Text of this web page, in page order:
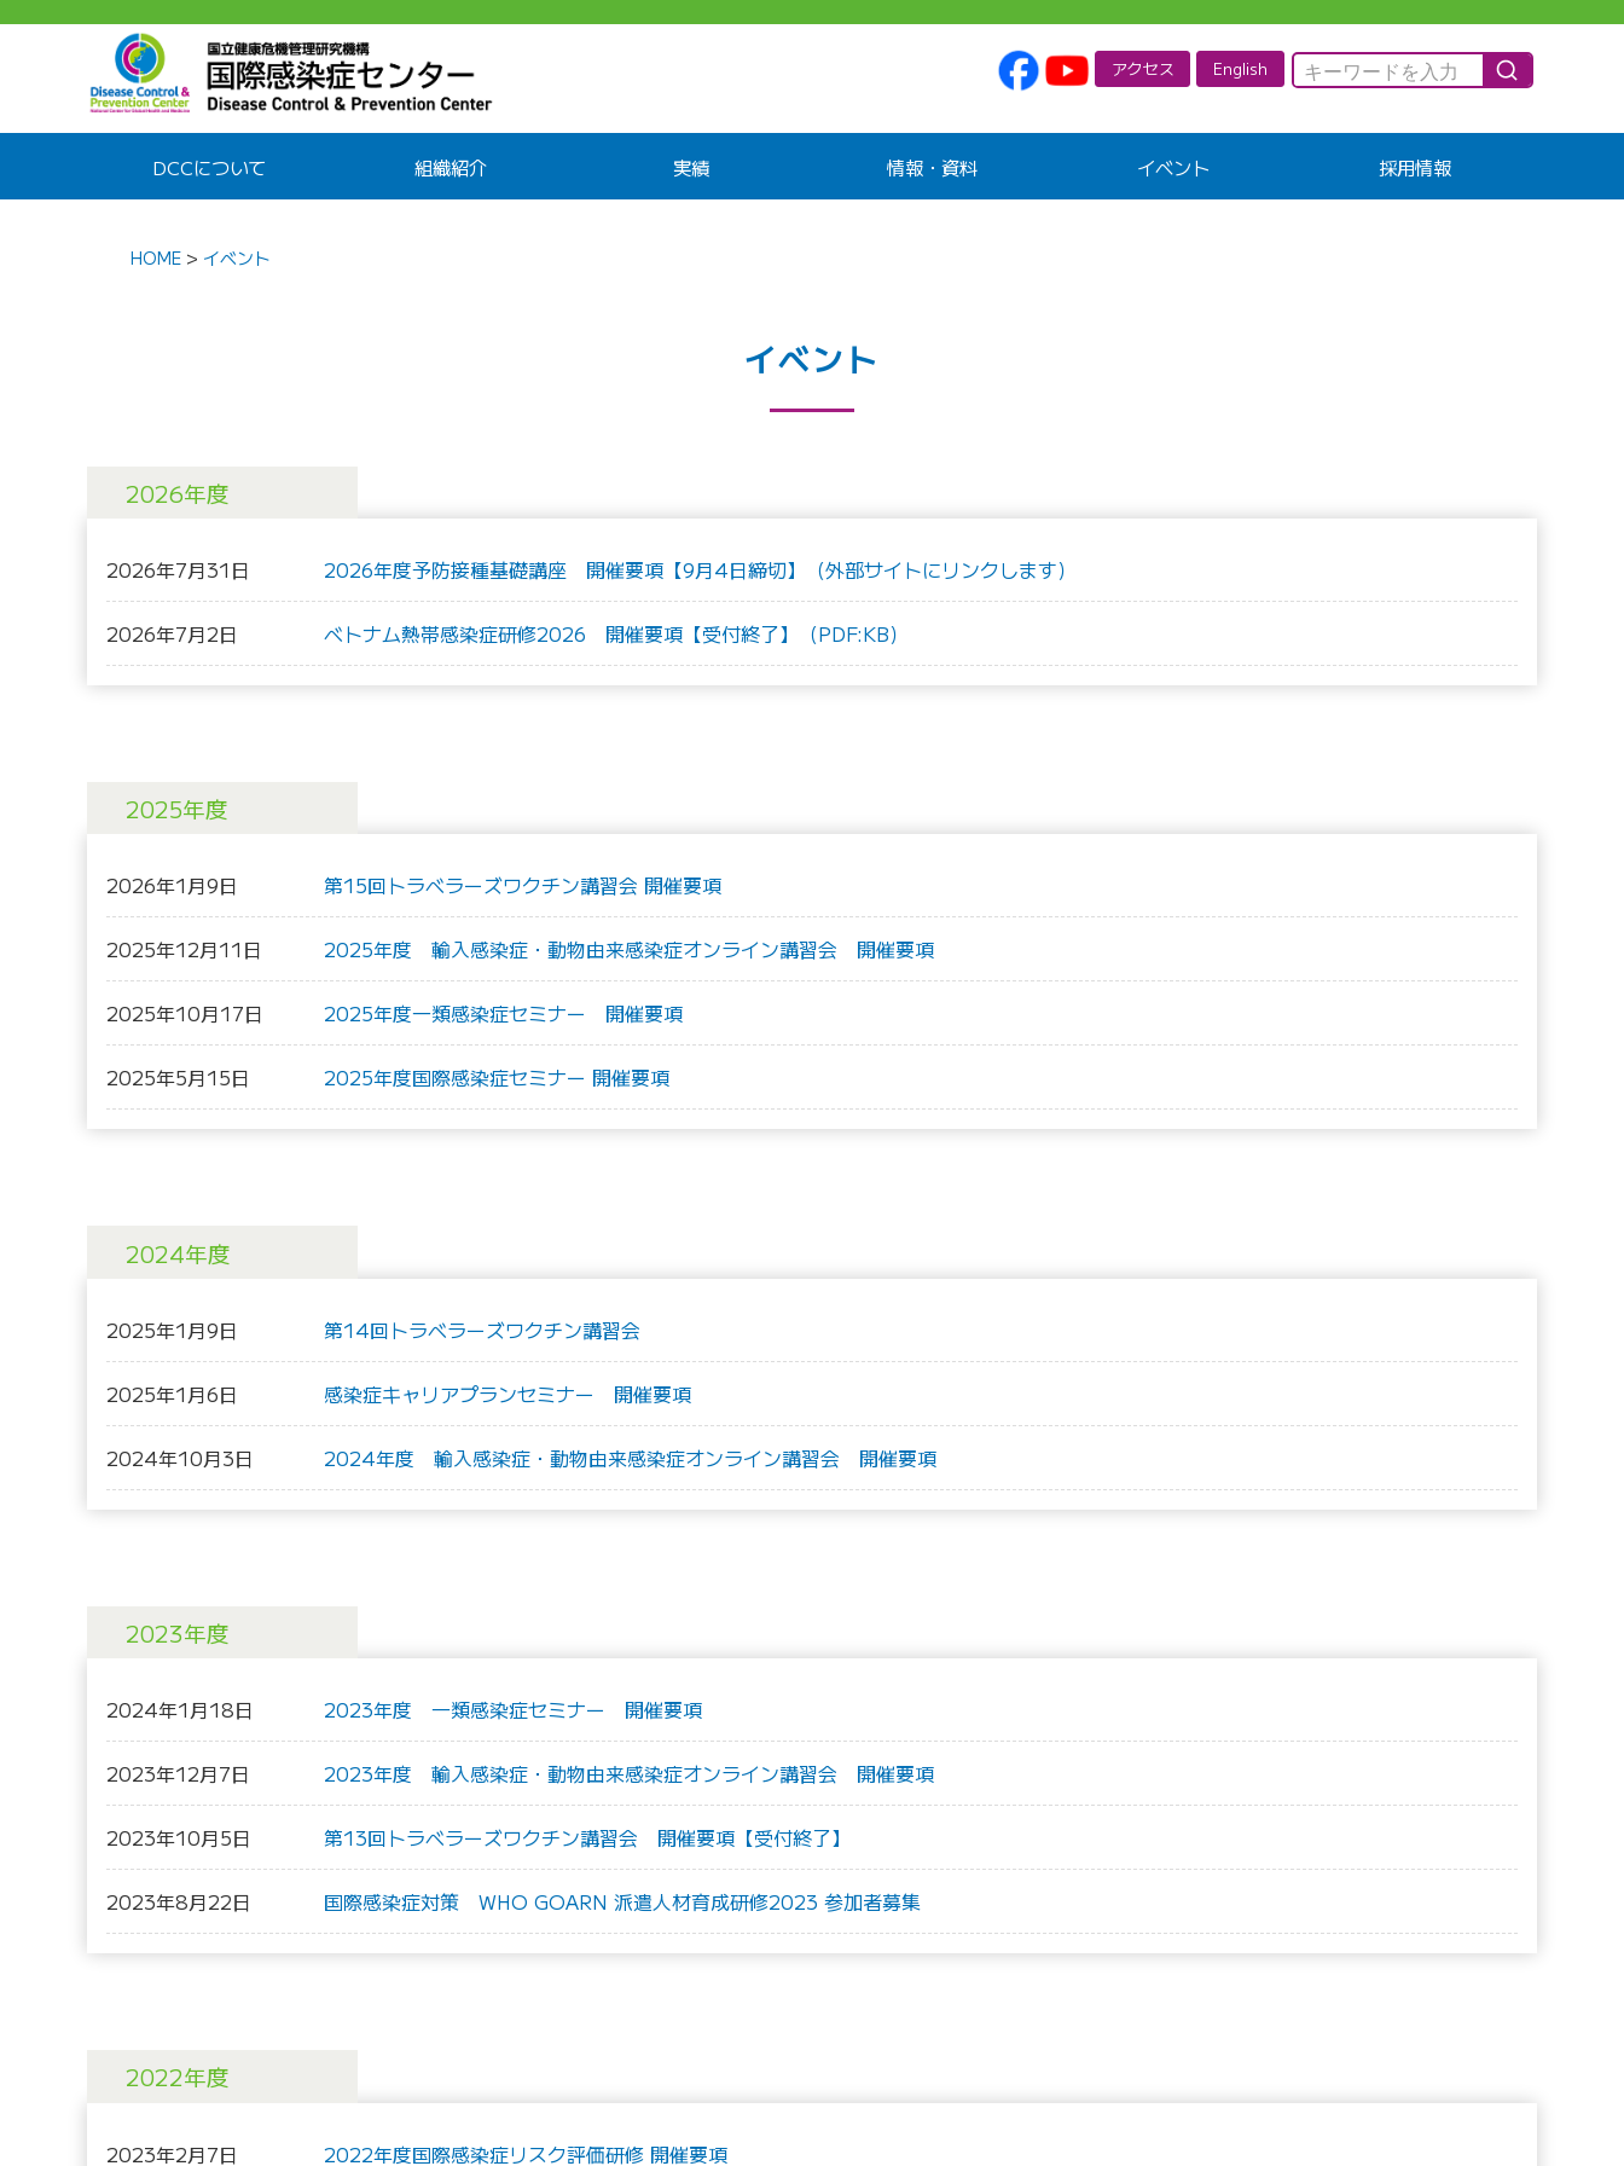
アクセス English
DCCについて 組織紹介 実績 情報・資料 イベント 採用情報
HOME> イベント
イベント
2026年度
2026年7月31日 2026年度予防接種基礎講座 開催要項【9月4日締切】（外部サイトにリンクします）
2026年7月2日 ベトナム熱帯感染症研修2026 開催要項【受付終了】（PDF:KB）
2025年度
2026年1月9日 第15回トラベラーズワクチン講習会 開催要項
2025年12月11日 2025年度 輸入感染症・動物由来感染症オンライン講習会 開催要項
2025年10月17日 2025年度一類感染症セミナー 開催要項
2025年5月15日 2025年度国際感染症セミナー 開催要項
2024年度
2025年1月9日 第14回トラベラーズワクチン講習会
2025年1月6日 感染症キャリアプランセミナー 開催要項
2024年10月3日 2024年度 輸入感染症・動物由来感染症オンライン講習会 開催要項
2023年度
2024年1月18日 2023年度 一類感染症セミナー 開催要項
2023年12月7日 2023年度 輸入感染症・動物由来感染症オンライン講習会 開催要項
2023年10月5日 第13回トラベラーズワクチン講習会 開催要項【受付終了】
2023年8月22日 国際感染症対策 WHO GOARN 派遣人材育成研修2023 参加者募集
2022年度
2023年2月7日 2022年度国際感染症リスク評価研修 開催要項